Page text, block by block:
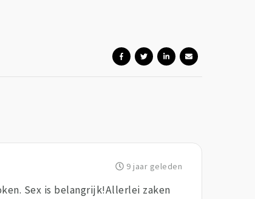
9 jaar geleden
Sex is belangrijk!Allerlei zaken